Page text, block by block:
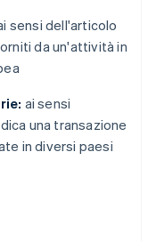
sensi dell'articolo
da un'attività in
ai sensi
una transazione
in diversi paesi